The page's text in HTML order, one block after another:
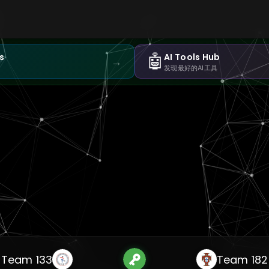
→ 🤖AI Tools Hub
发现最好的AI工具
Team 133 Team 182